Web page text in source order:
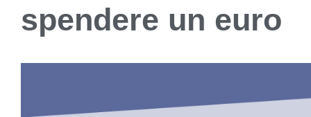
spendere un euro